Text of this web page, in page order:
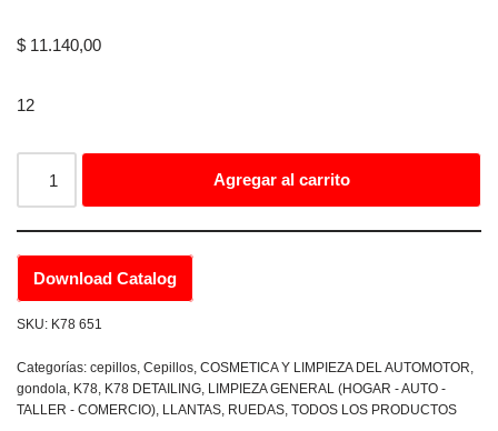
$ 11.140,00
12
Agregar al carrito
Download Catalog
SKU: K78 651
Categorías: cepillos, Cepillos, COSMETICA Y LIMPIEZA DEL AUTOMOTOR,
gondola, K78, K78 DETAILING, LIMPIEZA GENERAL (HOGAR - AUTO -
TALLER - COMERCIO), LLANTAS, RUEDAS, TODOS LOS PRODUCTOS